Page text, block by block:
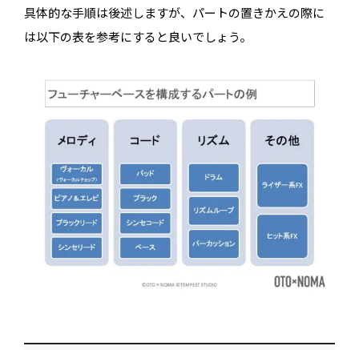
具体的な手順は後述しますが、パートの置きかえの際に
は以下の表を参考にすると良いでしょう。